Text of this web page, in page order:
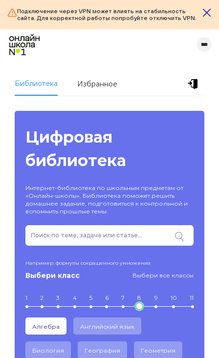
Подключение через VPN может влиять на стабильность
сайта. Для корректной работы попробуйте отключить VPN.
Библиотека Избранное
Цифровая
библиотека
Интернет-библиотека по школьным предметам от
«Онлайн-школы». Библиотека поможет решить
домашнее задание, подготовиться к контрольной и
вспомнить прошлые темы.
Например: формулы сокращенного умножения
Выбери класс Выбери все классы
1 2 3 4 5 6 7 8 9 10 11
Алгебра Английский язык
Биология География Геометрия